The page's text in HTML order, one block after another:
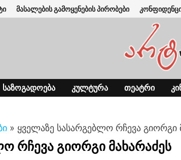
მასალების გამოყენების პირობები
ᲡᲐᲖᲝᲒᲐᲓᲝᲔᲑᲐ ᲙᲣᲚᲢᲣᲠᲐ ᲗᲔᲐᲢᲠᲘ
» ყველაზე სასარგებლო რჩევა გიორგი
რჩევა გიორგი მახარაძეს